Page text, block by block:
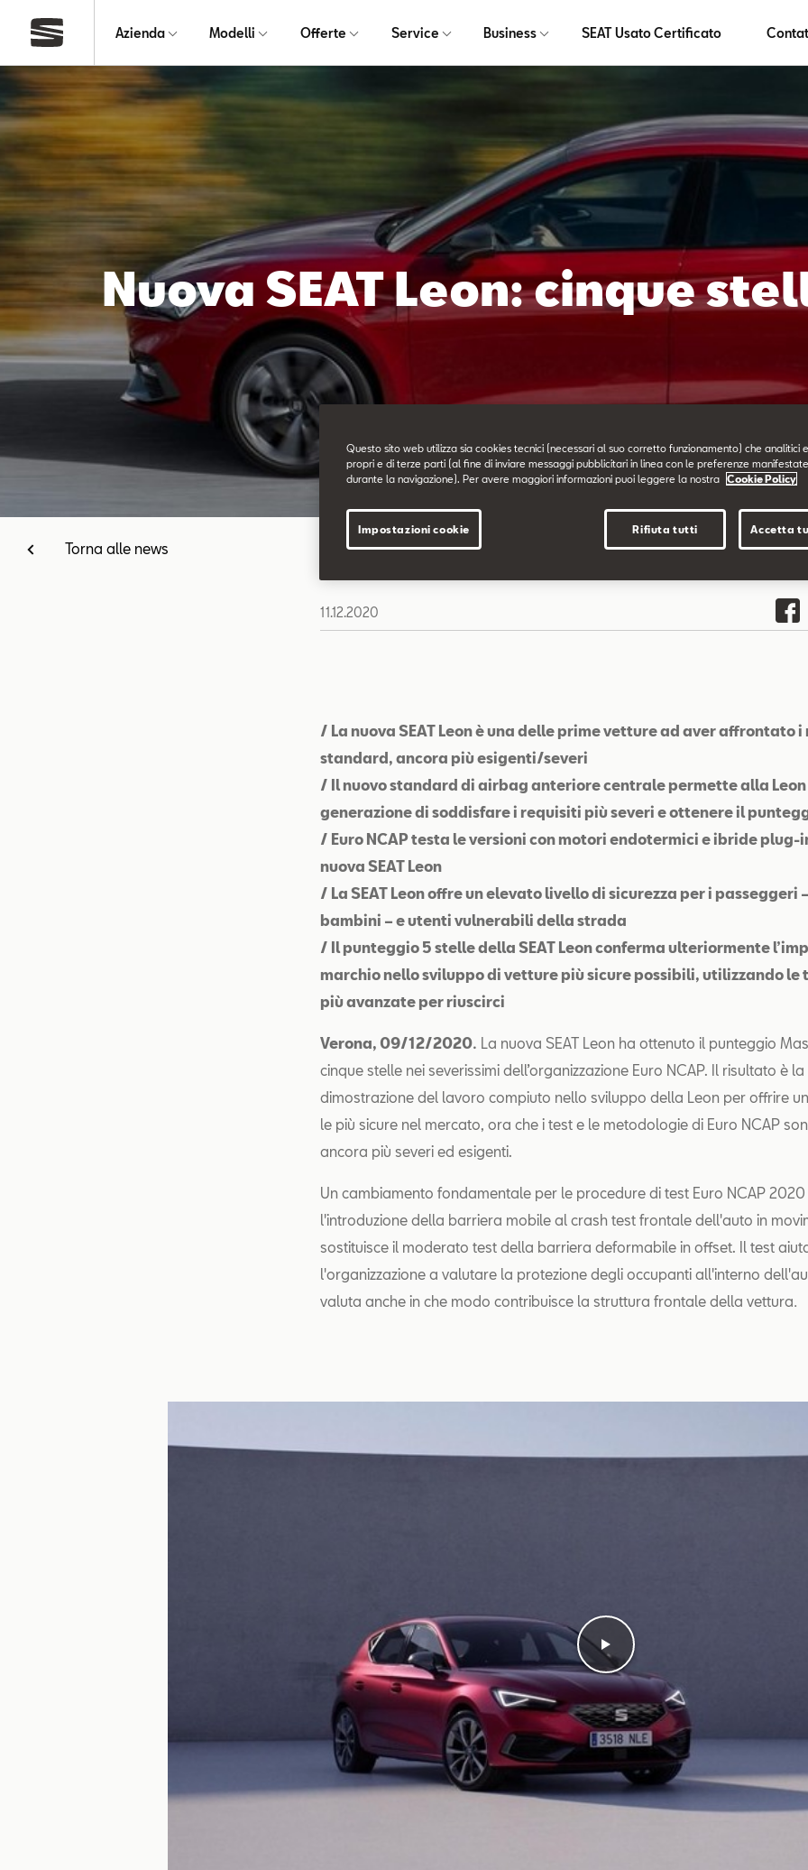
Azienda Modelli Offerte Service Business SEAT Usato Certificato
Nuova SEAT Leon: cinque
Torna alle news
11.12.2020
/ La nuova SEAT Leon è una delle prime vetture ad aver affrontato i
standard, ancora più esigenti/severi
/ Il nuovo standard di airbag anteriore centrale permette alla Leon
generazione di soddisfare i requisiti più severi e ottenere il
/ Euro NCAP testa le versioni con motori endotermici e ibride plug-
nuova SEAT Leon
/ La SEAT Leon offre un elevato livello di sicurezza per i passeggeri
bambini – e utenti vulnerabili della strada
/ Il punteggio 5 stelle della SEAT Leon conferma ulteriormente
marchio nello sviluppo di vetture più sicure possibili, utilizzando le
più avanzate per riuscirci
Verona, 09/12/2020. La nuova SEAT Leon ha ottenuto il punteggio
cinque stelle nei severissimi dell’organizzazione Euro NCAP. Il risultato è la
dimostrazione del lavoro compiuto nello sviluppo della Leon per offrire
le più sicure nel mercato, ora che i test e le metodologie di Euro NCAP
ancora più severi ed esigenti.
Un cambiamento fondamentale per le procedure di test Euro NCAP 2020
l'introduzione della barriera mobile al crash test frontale dell'auto in
sostituisce il moderato test della barriera deformabile in offset. Il test
l'organizzazione a valutare la protezione degli occupanti all'interno
valuta anche in che modo contribuisce la struttura frontale della vettura.
Questo sito web utilizza sia cookies tecnici (necessari al suo corretto funzionamento) che analitici
propri e di terze parti (al fine di inviare messaggi pubblicitari in linea con le preferenze
durante la navigazione). Per avere maggiori informazioni puoi leggere la nostra
Cookie Policy
Rifiuta tutti Accetta
Impostazioni cookie